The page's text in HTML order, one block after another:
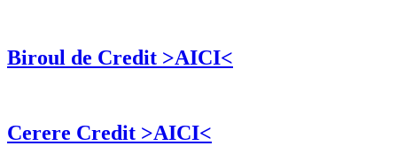
Biroul de Credit >AICI<
Cerere Credit >AICI<